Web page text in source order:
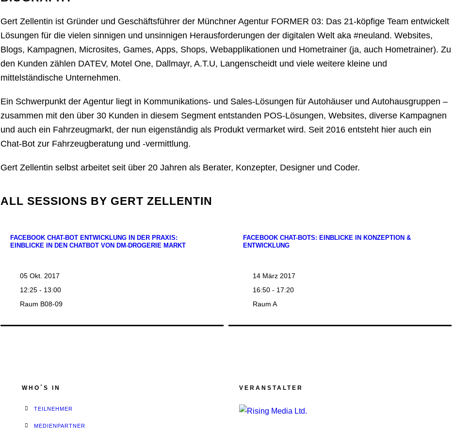
Gert Zellentin ist Gründer und Geschäftsführer der Münchner Agentur FORMER 03: Das 21-köpfige Team entwickelt
Lösungen für die vielen sinnigen und unsinnigen Herausforderungen der digitalen Welt aka #neuland. Websites,
Blogs, Kampagnen, Microsites, Games, Apps, Shops, Webapplikationen und Hometrainer (ja, auch Hometrainer). Zu
den Kunden zählen DATEV, Motel One, Dallmayr, A.T.U, Langenscheidt und viele weitere kleine und
mittelständische Unternehmen.
Ein Schwerpunkt der Agentur liegt in Kommunikations- und Sales-Lösungen für Autohäuser und Autohausgruppen –
zusammen mit den über 30 Kunden in diesem Segment entstanden POS-Lösungen, Websites, diverse Kampagnen
und auch ein Fahrzeugmarkt, der nun eigenständig als Produkt vermarket wird. Seit 2016 entsteht hier auch ein
Chat-Bot zur Fahrzeugberatung und -vermittlung.
Gert Zellentin selbst arbeitet seit über 20 Jahren als Berater, Konzepter, Designer und Coder.
ALL SESSIONS BY GERT ZELLENTIN
FACEBOOK CHAT-BOT ENTWICKLUNG IN DER PRAXIS:
EINBLICKE IN DEN CHATBOT VON DM-DROGERIE MARKT
05 Okt. 2017
12:25 - 13:00
Raum B08-09
FACEBOOK CHAT-BOTS: EINBLICKE IN KONZEPTION &
ENTWICKLUNG
14 März 2017
16:50 - 17:20
Raum A
WHO´S IN
TEILNEHMER
MEDIENPARTNER
VERANSTALTER